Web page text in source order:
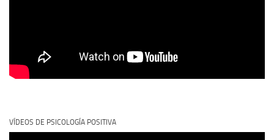
VÍDEOS DE PSICOLOGÍA POSITIVA